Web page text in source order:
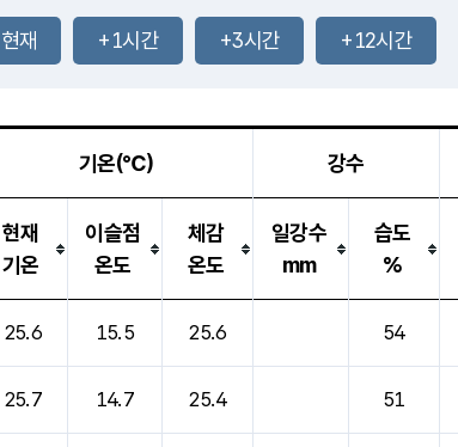
-mm
27.8
℃
29.2℃
0.7m/s
-mm
-mm
현재 +1시간 +3시간 +12시간
기온(℃) 강수
현재
기온
이슬점
온도
체감
온도
일강수
mm
습도
%
25.6 15.5 25.6 54
25.7 14.7 25.4 51